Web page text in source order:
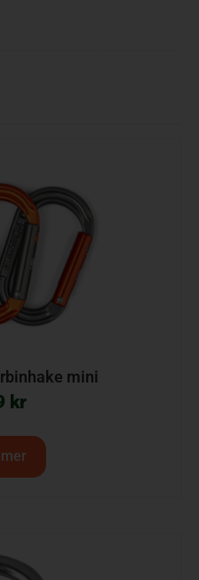
mini
kr